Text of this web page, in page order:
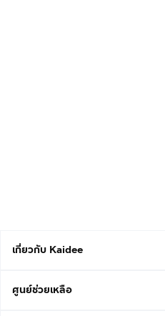
เกี่ยวกับ Kaidee
ศูนย์ช่วยเหลือ